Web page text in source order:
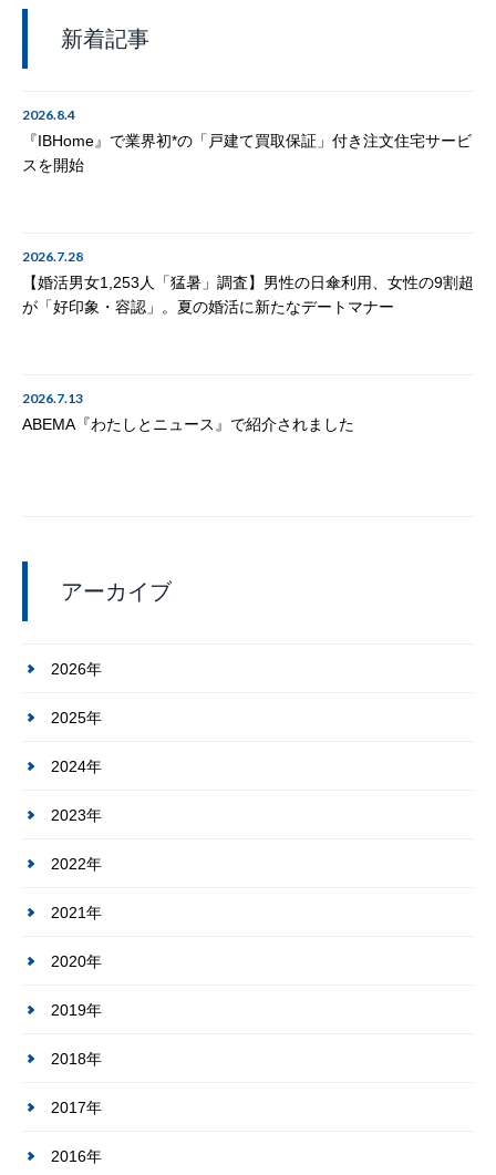
新着記事
2026.8.4
『IBHome』で業界初*の「戸建て買取保証」付き注文住宅サービ
スを開始
2026.7.28
【婚活男女1,253人「猛暑」調査】男性の日傘利用、女性の9割超
が「好印象・容認」。夏の婚活に新たなデートマナー
2026.7.13
ABEMA『わたしとニュース』で紹介されました
アーカイブ
2026年
2025年
2024年
2023年
2022年
2021年
2020年
2019年
2018年
2017年
2016年